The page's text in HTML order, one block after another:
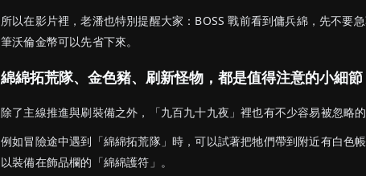
所以在影片裡，老潘也特別提醒大家：BOSS 戰前看到傭兵綿，先不要
筆沃倫金幣可以先省下來。
綿綿拓荒隊、金色豬、刷新怪物，都是值得注意的小細節
除了主線推進與刷裝備之外，「九百九十九夜」裡也有不少容易被忽略的
例如冒險途中遇到「綿綿拓荒隊」時，可以試著把牠們帶到附近有白色
以裝備在飾品欄的「綿綿護符」。